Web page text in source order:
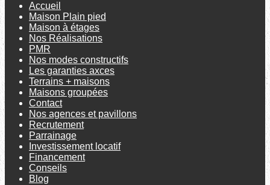
Accueil
Maison Plain pied
Maison à étages
Nos Réalisations
PMR
Nos modes constructifs
Les garanties axces
Terrains + maisons
Maisons groupées
Contact
Nos agences et pavillons
Recrutement
Parrainage
Investissement locatif
Financement
Conseils
Blog